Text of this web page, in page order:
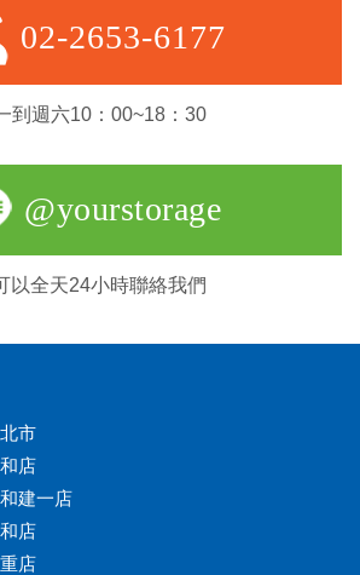
02-2653-6177
到週六10：00~18：30
@yourstorage
以全天24小時聯絡我們
市
店
建一店
店
店